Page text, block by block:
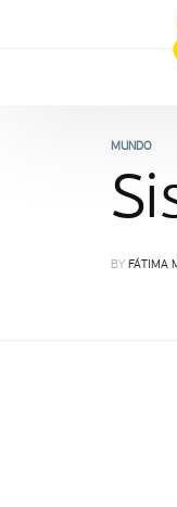
MUNDO
BY FÁTIMA